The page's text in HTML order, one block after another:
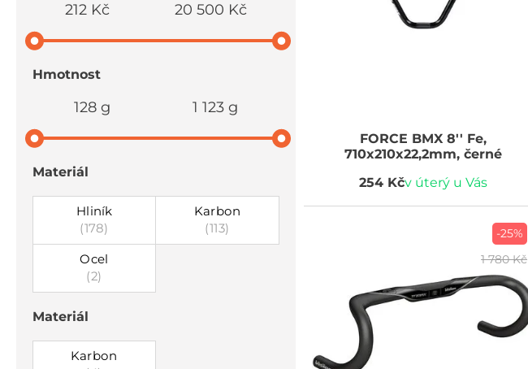
212 Kč 20 500 Kč
Hmotnost
128 g 1 123 g
Materiál
Hliník
(178)
Karbon
(113)
Ocel
(2)
Materiál
Karbon
FORCE BMX 8'' Fe,
710x210x22,2mm, černé
254 Kčv úterý u Vás
-25%
1 780 Kč